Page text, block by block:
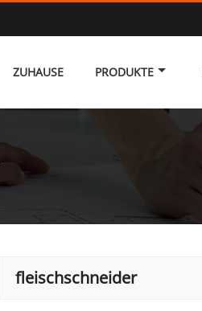
ZUHAUSE PRODUKTE
fleischschneider